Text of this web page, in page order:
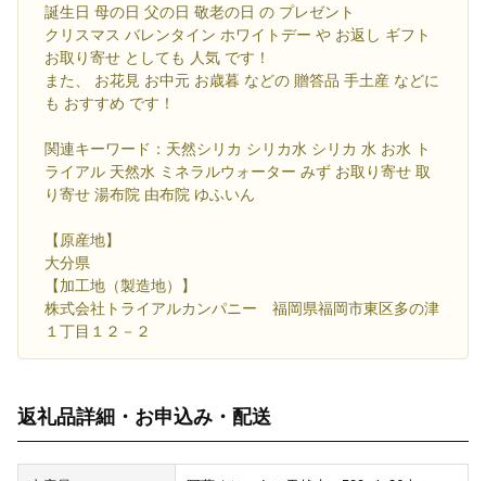
誕生日 母の日 父の日 敬老の日 の プレゼント
クリスマス バレンタイン ホワイトデー や お返し ギフト
お取り寄せ としても 人気 です！
また、 お花見 お中元 お歳暮 などの 贈答品 手土産 などに
も おすすめ です！
関連キーワード：天然シリカ シリカ水 シリカ 水 お水 ト
ライアル 天然水 ミネラルウォーター みず お取り寄せ 取
り寄せ 湯布院 由布院 ゆふいん
【原産地】
大分県
【加工地（製造地）】
株式会社トライアルカンパニー 福岡県福岡市東区多の津
１丁目１２－２
返礼品詳細・お申込み・配送